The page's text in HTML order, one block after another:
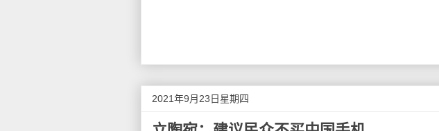
2021年9月23日星期四